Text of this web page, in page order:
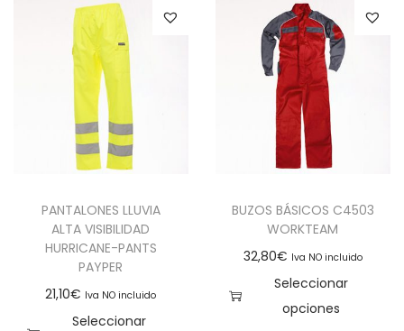
PANTALONES LLUVIA
ALTA VISIBILIDAD
HURRICANE-PANTS
PAYPER
21,10€ Iva NO incluido
Seleccionar
BUZOS BÁSICOS C4503
WORKTEAM
32,80€ Iva NO incluido
Seleccionar
opciones